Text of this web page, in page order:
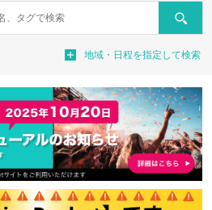
検索
地域・日程を指定して検索